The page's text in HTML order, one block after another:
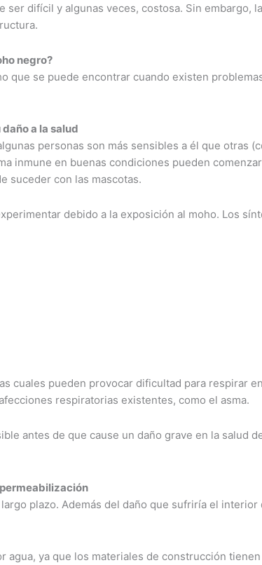
difícil y algunas veces, costosa. Sin embargo,
negro?
que se puede encontrar cuando existen
a la salud
personas son más sensibles a él que otras
inmune en buenas condiciones pueden
suceder con las mascotas.
debido a la exposición al moho. Los
cuales pueden provocar dificultad para respirar
respiratorias existentes, como el asma.
antes de que cause un daño grave en la salud
plazo. Además del daño que sufriría el interior
ya que los materiales de construcción